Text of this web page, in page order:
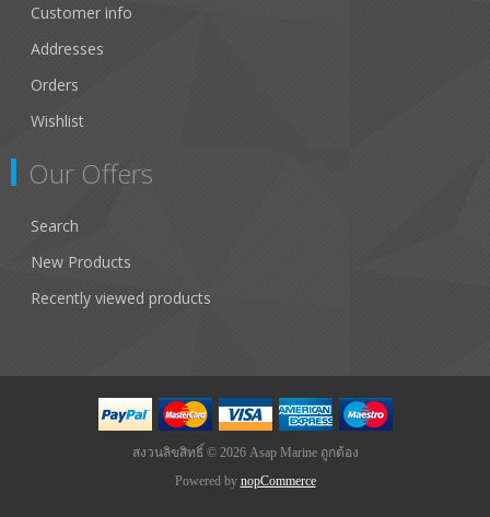
Customer info
Addresses
Orders
Wishlist
Our Offers
Search
New Products
Recently viewed products
สงวนลิขสิทธิ์ © 2026 Asap Marine ถูกต้อง
Powered by nopCommerce